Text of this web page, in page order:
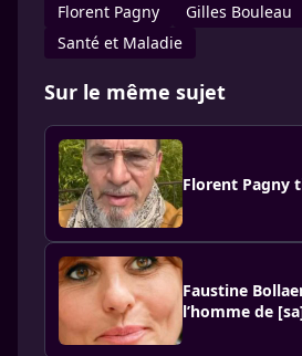
Florent Pagny
Gilles Bouleau
Santé et Maladie
Sur le même sujet
Florent Pagny
Faustine
l’homme de